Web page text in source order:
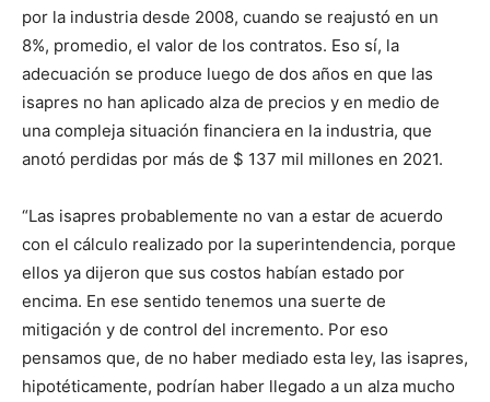
por la industria desde 2008, cuando se reajustó en un
8%, promedio, el valor de los contratos. Eso sí, la
adecuación se produce luego de dos años en que las
isapres no han aplicado alza de precios y en medio de
una compleja situación financiera en la industria, que
anotó perdidas por más de $ 137 mil millones en 2021.
“Las isapres probablemente no van a estar de acuerdo
con el cálculo realizado por la superintendencia, porque
ellos ya dijeron que sus costos habían estado por
encima. En ese sentido tenemos una suerte de
mitigación y de control del incremento. Por eso
pensamos que, de no haber mediado esta ley, las isapres,
hipotéticamente, podrían haber llegado a un alza mucho